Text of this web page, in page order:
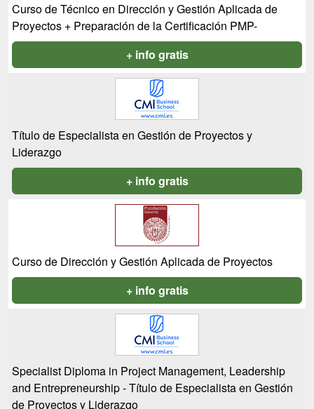
Curso de Técnico en Dirección y Gestión Aplicada de
Proyectos + Preparación de la Certificación PMP-
+ info gratis
Título de Especialista en Gestión de Proyectos y
Liderazgo
+ info gratis
Curso de Dirección y Gestión Aplicada de Proyectos
+ info gratis
Specialist Diploma in Project Management, Leadership
and Entrepreneurship - Título de Especialista en Gestión
de Proyectos y Liderazgo